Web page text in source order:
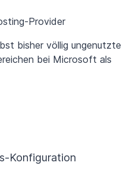
Provider
bisher völlig ungenutzte
bei Microsoft als
Konfiguration